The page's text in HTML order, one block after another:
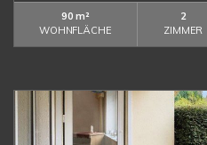
90 m²
WOHNFLÄCHE
2
ZIMMER